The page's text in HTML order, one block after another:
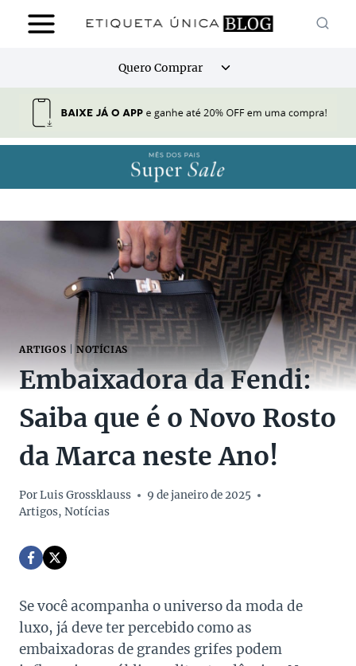
para
Quero Comprar
Alternar
ARTIGOS NOTÍCIAS
Embaixadora da Fendi:
Saiba que é o Novo Rosto
da Marca neste Ano!
PorLuis Grossklauss
9 de janeiro de 2025
Artigos, Notícias
Se você acompanha o universo da moda de
luxo, já deve ter percebido como as
embaixadoras de grandes grifes podem